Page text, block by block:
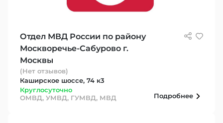
Отдел МВД России по району
Москворечье-Сабурово г.
Москвы
(Нет отзывов)
Каширское шоссе, 74 к3
Круглосуточно
ОМВД, УМВД, ГУМВД, МВД
Подробнее